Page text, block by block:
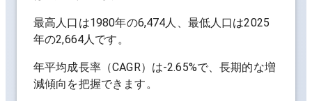
最高人口は1980年の6,474人 、最低人口は2025
年の2,664人です。
年平均成長率（CAGR）は-2.65%で、長期的な増
減傾向を把握できます。